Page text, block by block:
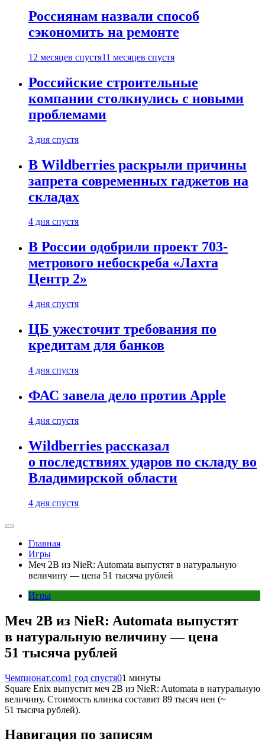
Россиянам назвали способ
сэкономить на ремонте
12 месяцев спустя11 месяцев спустя
Российские строительные
компании столкнулись с новыми
проблемами
3 дня спустя
В Wildberries раскрыли причины
запрета современных гаджетов на
складах
4 дня спустя
В России одобрили проект 703-
метрового небоскреба «Лахта
Центр 2»
4 дня спустя
ЦБ ужесточит требования по
кредитам для банков
4 дня спустя
ФАС завела дело против Apple
4 дня спустя
Wildberries рассказал
о последствиях ударов по складу во
Владимирской области
4 дня спустя
Главная
Игры
Меч 2B из NieR: Automata выпустят в натуральную
величину — цена 51 тысяча рублей
Игры
Меч 2B из NieR: Automata выпустят
в натуральную величину — цена
51 тысяча рублей
Чемпионат.com1 год спустя01 минуты
Square Enix выпустит меч 2B из NieR: Automata в натуральную
величину. Стоимость клинка составит 89 тысяч иен (~
51 тысяча рублей).
Навигация по записям